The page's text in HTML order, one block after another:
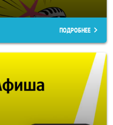
ПОДРОБНЕЕ